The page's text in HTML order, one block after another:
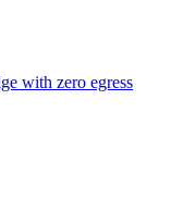
with zero egress